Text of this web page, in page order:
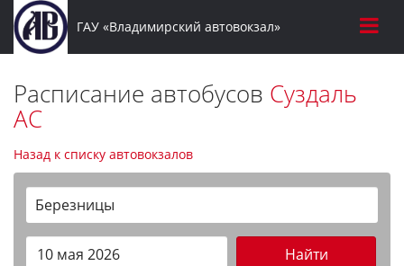
ГАУ «Владимирский автовокзал»
Расписание автобусов Суздаль
АС
Назад к списку автовокзалов
Березницы
Найти